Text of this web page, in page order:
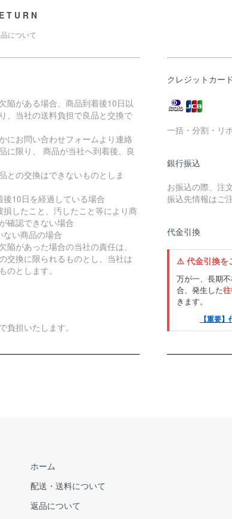
について
陥がある場合、商品到着後10日以
、当社の送料負担で良品と交換で
にお問い合わせフォームより連絡
に限り、 商品が当社へ到着後、良
との交換はできないものとしま
後10日を経過している場合
損したこと、汚したこと等により商
確認できない場合
ない商品の場合
陥があった場合の当社の責任は、
交換に限られるものとし、当社は
のとします。
負担いたします。
クレジットカード
一括・分割・リ
銀行振込
お振込の際、注
振込先情報はご
代金引換
⚠️ 代金引換を
万が一、長期
合、発生した
きます。
【重要
ホーム
配送・送料について
返品について